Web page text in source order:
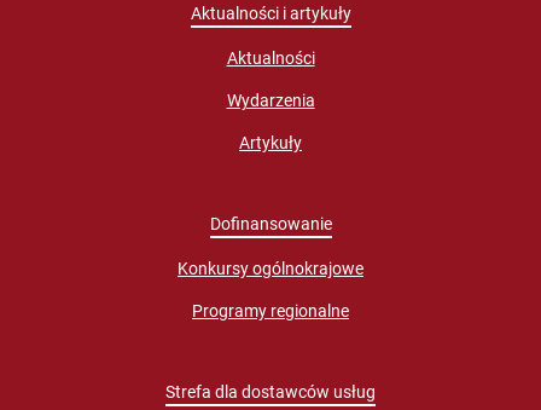
Aktualności i artykuły
Aktualności
Wydarzenia
Artykuły
Dofinansowanie
Konkursy ogólnokrajowe
Programy regionalne
Strefa dla dostawców usług